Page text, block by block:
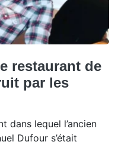
restaurant de
par les
dans lequel l’ancien
Dufour s’était